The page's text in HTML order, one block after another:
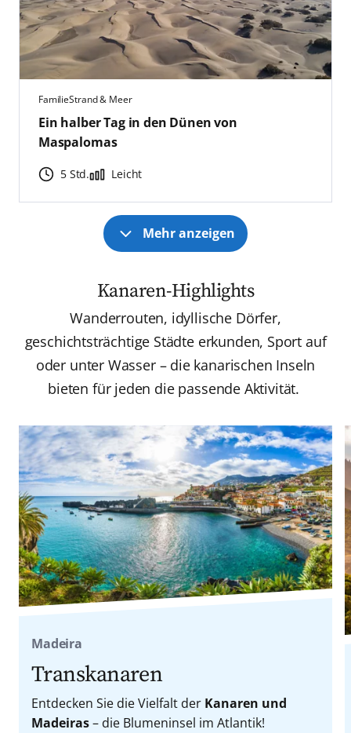
FamilieStrand & Meer
Ein halber Tag in den Dünen von
Maspalomas
5 Std. Leicht
Mehr anzeigen
Kanaren-Highlights
Wanderrouten, idyllische Dörfer,
geschichtsträchtige Städte erkunden, Sport auf
oder unter Wasser – die kanarischen Inseln
bieten für jeden die passende Aktivität.
Madeira
Transkanaren
Entdecken Sie die Vielfalt der Kanaren und
Madeiras– die Blumeninsel im Atlantik!